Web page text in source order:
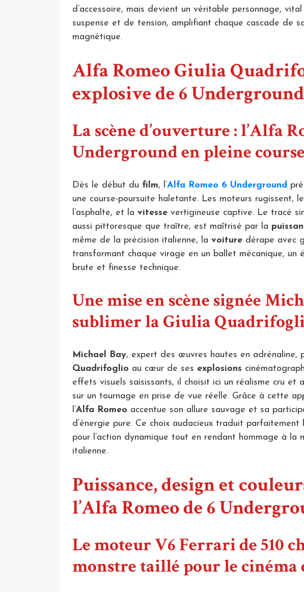
d’accessoire, mais devient un véritable personnage,
suspense et de tension, amplifiant chaque cascade de
magnétique.
Alfa Romeo Giulia
explosive de 6 Underground
La scène d’ouverture : l’Alfa
Underground en pleine
Dès le début du film, l’Alfa Romeo 6 Underground
une course-poursuite haletante. Les moteurs rugissent,
l’asphalte, et la vitesse vertigineuse captive. Le tracé
aussi pittoresque que traître, est maîtrisé par la
même de la précision italienne, la voiture dérape avec
transformant chaque virage en un ballet mécanique, un
brute et finesse technique.
Une mise en scène signée
sublimer la Giulia
Michael Bay, expert des œuvres hautes en adrénaline,
Quadrifoglio au cœur de ses explosions
effets visuels saisissants, il choisit ici un réalisme cru et
sur un tournage en prise de vue réelle. Grâce à cette
l’Alfa Romeo accentue son allure sauvage et sa
d’énergie pure. Ce choix audacieux traduit parfaitement
pour l’action dynamique tout en rendant hommage à la
italienne.
Puissance, design et
l’Alfa Romeo de 6
Le moteur V6 Ferrari de 510
monstre taillé pour le cinéma